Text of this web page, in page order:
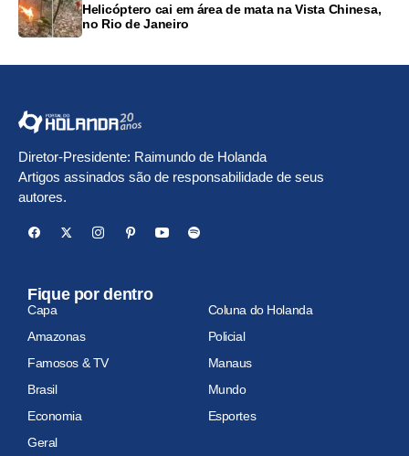
Helicóptero cai em área de mata na Vista Chinesa,
no Rio de Janeiro
Diretor-Presidente: Raimundo de Holanda
Artigos assinados são de responsabilidade de seus
autores.
Fique por dentro
Capa
Coluna do Holanda
Amazonas
Policial
Famosos & TV
Manaus
Brasil
Mundo
Economia
Esportes
Geral